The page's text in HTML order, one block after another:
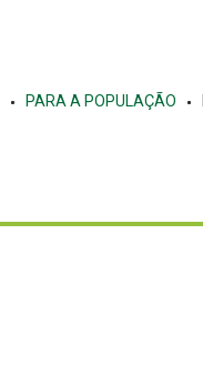
PARA A POPULAÇÃO